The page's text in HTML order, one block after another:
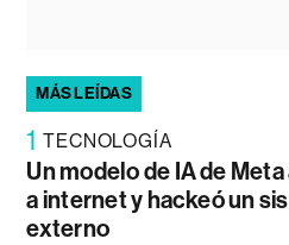
MÁS LEÍDAS
1 TECNOLOGÍA
Un modelo de IA de
a internet y hackeó un
externo